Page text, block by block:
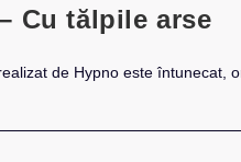
Cu tălpile arse
de Hypno este întunecat,